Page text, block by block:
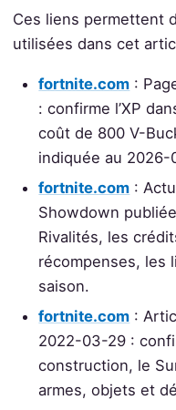
Ces liens permettent
utilisées dans cet
fortnite.com :
: confirme l’XP
coût de 800 V-
indiquée au 2026-
fortnite.com :
Showdown
Rivalités, les
récompenses, les
saison.
fortnite.com :
2022-03-29 :
construction, le
armes, objets et